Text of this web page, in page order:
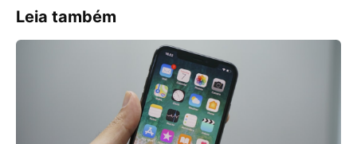
Leia também